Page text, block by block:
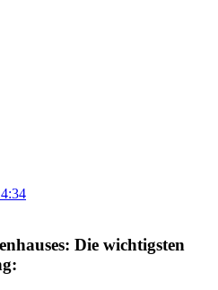
Die wichtigsten